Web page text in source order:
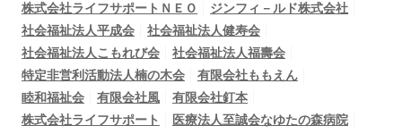
株式会社ライフサポートＮＥＯ
ジンフィ－ルド株式会社
社会福祉法人平成会
社会福祉法人健寿会
社会福祉法人こもれび会
社会福祉法人福壽会
特定非営利活動法人楠の木会
有限会社ももえん
睦和福祉会
有限会社風
有限会社釘本
株式会社ライフサポート
医療法人至誠会なゆたの森病院